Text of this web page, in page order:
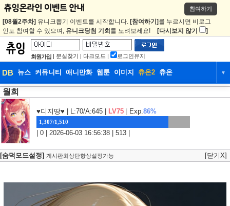
참여하기
[08월2주차] 유니크뽑기 이벤트를 시작합니다. [참여하기] 를 누르시면 비로그
인도 참여할 수 있으며, 유니크당첨 기회 를 노려보세요! [다시보지 않기 ]
회원가입 | 분실찾기 | 다크모드 | 로그인유지
DB 뉴스 커뮤니티 애니만화 웹툰 이미지 츄온2 츄온 ▼
웹툰 이미지 츄온2
월희
♥디지땅♥ | L:70/A:645 | LV75 Exp.86%
1,307/1,510
| 0 | 2026-06-03 16:56:38 | 513 |
[숨덕모드설정] 게시판최상단항상설정가능 [닫기X]